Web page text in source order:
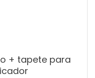
+ tapete para